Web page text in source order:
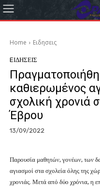
Home Eιδησεις
EΙΔΗΣΕΙΣ
καθιερωμένος
σχολική χρονιά
Έβρου
13/09/2022
Παρουσία μαθητών, γονέων, των
αγιασμοί στα σχολεία όλης της
χρονιάς. Μετά από δύο χρόνια, η